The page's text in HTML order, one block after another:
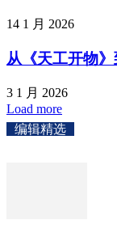
14 1 月 2026
从《天工开物
3 1 月 2026
Load more
编辑精选